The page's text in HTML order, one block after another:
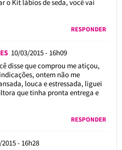
o Kit lábios de seda, você vai
RESPONDER
10/03/2015 - 16h09
disse que comprou me atiçou,
ontem não me
louca e estressada, liguei
que tinha pronta entrega e
RESPONDER
- 16h28